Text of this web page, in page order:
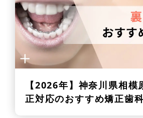
【2026年】 神奈川県相模
正対応のおすすめ矯正歯